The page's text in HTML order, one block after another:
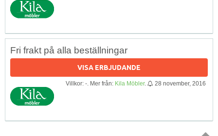
Fri frakt på alla beställningar
VISA ERBJUDANDE
Villkor: -. Mer från: Kila Möbler. 28 november, 2016